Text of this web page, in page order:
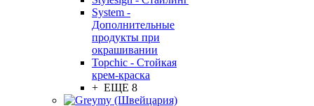
System -
Дополнительные
продукты при
окрашивании
Topchic - Стойкая
крем-краска
+ ЕЩЕ 8